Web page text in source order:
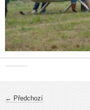
← Předchozí